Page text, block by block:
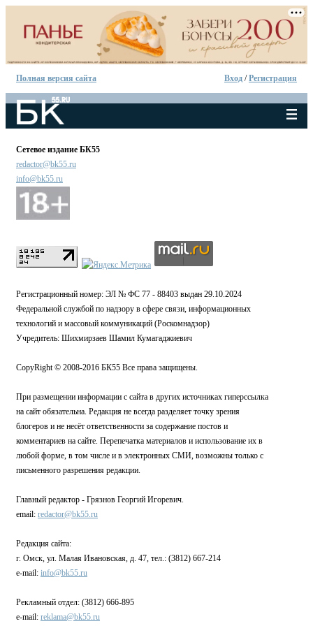
Полная версия сайта Вход /Регистрация
Сетевое издание БК55
redactor@bk55.ru
info@bk55.ru
Регистрационный номер: ЭЛ № ФС 77 - 88403 выдан 29.10.2024
Федеральной службой по надзору в сфере связи, информационных
технологий и массовый коммуникаций (Роскомнадзор)
Учредитель: Шихмирзаев Шамил Кумагаджиевич
CopyRight © 2008-2016 БК55 Все права защищены.
При размещении информации с сайта в других источниках гиперссылка
на сайт обязательна. Редакция не всегда разделяет точку зрения
блогеров и не несёт ответственности за содержание постов и
комментариев на сайте. Перепечатка материалов и использование их в
любой форме, в том числе и в электронных СМИ, возможны только с
письменного разрешения редакции.
Главный редактор - Грязнов Георгий Игоревич.
email: redactor@bk55.ru
Редакция сайта:
г. Омск, ул. Малая Ивановская, д. 47, тел.: (3812) 667-214
e-mail: info@bk55.ru
Рекламный отдел: (3812) 666-895
e-mail: reklama@bk55.ru